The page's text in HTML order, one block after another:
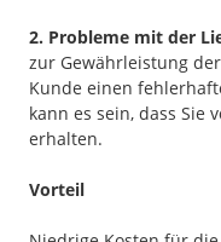
2. Probleme mit der
zur Gewährleistung
Kunde einen
kann es sein, dass Sie
erhalten.
Vorteil